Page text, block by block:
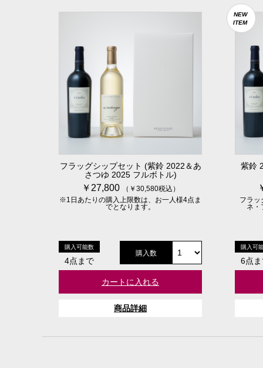
フラッグシップセット (紫鈴 2022＆あ
さつゆ 2025 フルボトル)
￥27,800
（￥30,580税込）
※1日あたりの購入上限数は、お一人様4点ま
でとなります。
購入可能数
4点まで
購入数
カートに入れる
商品詳細
NEW
ITEM
紫鈴
フラッ
ネ・
購入可
6点